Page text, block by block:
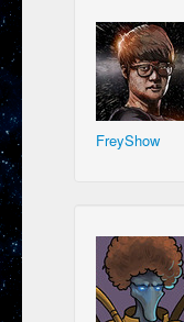
FreyShow